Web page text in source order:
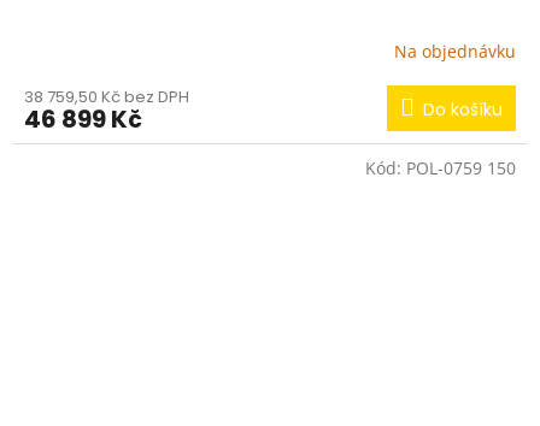
Na objednávku
38 759,50 Kč bez DPH
46 899 Kč Do košíku
Kód: POL-0759 150